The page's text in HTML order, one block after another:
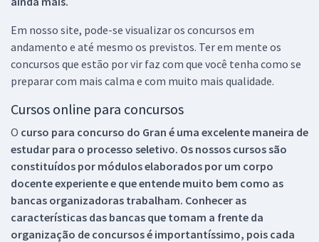
Em nosso site, pode-se visualizar os concursos em
andamento e até mesmo os previstos. Ter em mente os
concursos que estão por vir faz com que você tenha como se
preparar com mais calma e com muito mais qualidade.
Cursos online para concursos
O curso para concurso do Gran é uma excelente maneira de
estudar para o processo seletivo. Os nossos cursos são
constituídos por módulos elaborados por um corpo
docente experiente e que entende muito bem como as
bancas organizadoras trabalham. Conhecer as
características das bancas que tomam a frente da
organização de concursos é importantíssimo, pois cada